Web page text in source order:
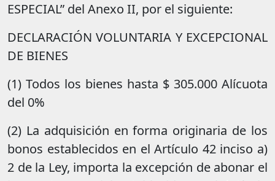
ESPECIAL” del Anexo II, por el siguiente:
DECLARACIÓN VOLUNTARIA Y EXCEPCIONAL
DE BIENES
(1) Todos los bienes hasta $ 305.000 Alícuota
del 0%
(2) La adquisición en forma originaria de los
bonos establecidos en el Artículo 42 inciso a)
2 de la Ley, importa la excepción de abonar el